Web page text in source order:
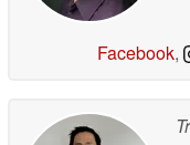
Facebook,